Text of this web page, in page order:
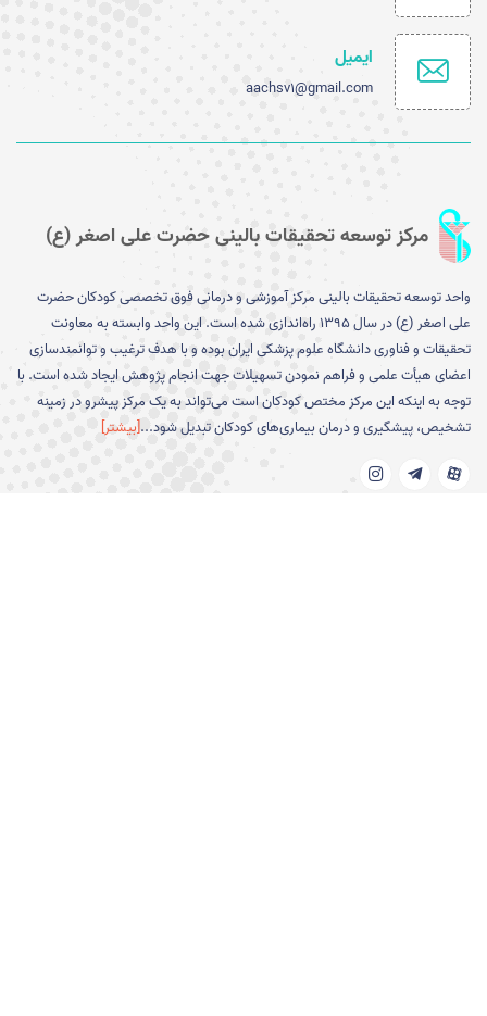
ایمیل
aachsv1@gmail.com
مرکز توسعه تحقیقات بالینی حضرت علی اصغر (ع)
واحد توسعه تحقیقات بالینی مرکز آموزشی و درمانی فوق تخصصی کودکان حضرت
علی اصغر (ع) در سال ۱۳۹۵ را­ه‌­اندازی شده است. این واحد وابسته به معاونت
تحقیقات و فناوری دانشگاه علوم پزشکی ایران بوده و با هدف ترغیب و توانمندسازی
اعضای هیأت علمی و فراهم نمودن تسهیلات جهت انجام پژوهش ایجاد شده است. با
توجه به اینکه این مرکز مختص کودکان است می­‌تواند به یک مرکز پیشرو در زمینه
تشخیص، پیشگیری و درمان بیماری­‌های کودکان تبدیل شود...[بیشتر]